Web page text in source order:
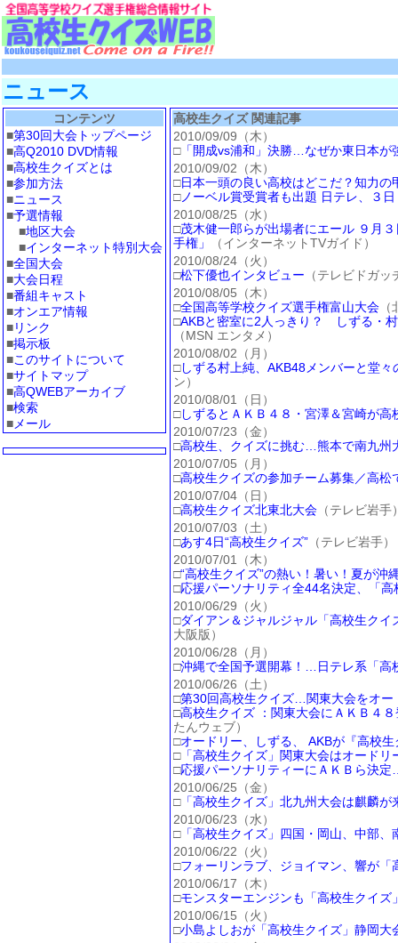
ニュース
コンテンツ
■第30回大会トップページ
■高Q2010 DVD情報
■高校生クイズとは
■参加方法
■ニュース
■予選情報
■地区大会
■インターネット特別大会
■全国大会
■大会日程
■番組キャスト
■オンエア情報
■リンク
■掲示板
■このサイトについて
■サイトマップ
■高QWEBアーカイブ
■検索
■ メール
高校生クイズ 関連記事
2010/09/09（木）
□「開成vs浦和」決勝…なぜか東日本が
2010/09/02（木）
□日本一頭の良い高校はどこだ？知力の
□ノーベル賞受賞者も出題 日テレ、３
2010/08/25（水）
□茂木健一郎らが出場者にエール ９月
手権」
（インターネットTVガイド）
2010/08/24（火）
□松下優也インタビュー （テレビドガッ
2010/08/05（木）
□全国高等学校クイズ選手権富山大会
□AKBと密室に2人っきり？ しずる・
（MSN エンタメ）
2010/08/02（月）
□しずる村上純、AKB48メンバーと堂
ン）
2010/08/01（日）
□しずるとＡＫＢ４８・宮澤＆宮崎が
2010/07/23（金）
□高校生、クイズに挑む…熊本で南九州
2010/07/05（月）
□高校生クイズの参加チーム募集／高松
2010/07/04（日）
□高校生クイズ北東北大会 （テレビ岩手
2010/07/03（土）
□あす4日“高校生クイズ” （テレビ岩手）
2010/07/01（木）
□“高校生クイズ”の熱い！暑い！夏が沖
□応援パーソナリティ全44名決定、「
2010/06/29（火）
□ダイアン＆ジャルジャル「高校生ク
大阪版）
2010/06/28（月）
□沖縄で全国予選開幕！…日テレ系「高
2010/06/26（土）
□第30回高校生クイズ…関東大会をオー
□高校生クイズ ：関東大会にＡＫＢ４
たんウェブ）
□オードリー、しずる、 AKBが『高校
□「高校生クイズ」関東大会はオードリ
□応援パーソナリティーにＡＫＢら決
2010/06/25（金）
□「高校生クイズ」北九州大会は麒麟が
2010/06/23（水）
□「高校生クイズ」四国・岡山、中部、
2010/06/22（火）
□フォーリンラブ、ジョイマン、響が「
2010/06/17（木）
□モンスターエンジンも「高校生クイズ
2010/06/15（火）
□小島よしおが「高校生クイズ」静岡大